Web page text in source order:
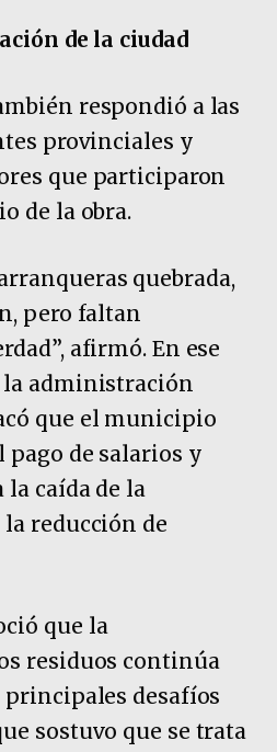
de la ciudad
respondió a las
provinciales y
que participaron
de la obra.
quebrada,
pero faltan
afirmó. En ese
administración
que el municipio
de salarios y
la caída de la
reducción de
que la
residuos continúa
principales desafíos
sostuvo que se trata